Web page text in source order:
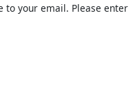
to your email. Please enter